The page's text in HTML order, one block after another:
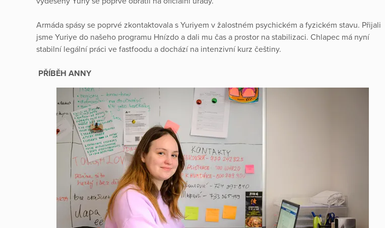
Armáda spásy se poprvé zkontaktovala s Yuriyem v žalostném psychickém a fyzickém stavu. Přijali
jsme Yuriye do našeho programu Hnízdo a dali mu čas a prostor na stabilizaci. Chlapec má nyní
stabilní legální práci ve fastfoodu a dochází na intenzivní kurz češtiny.
PŘÍBĚH ANNY